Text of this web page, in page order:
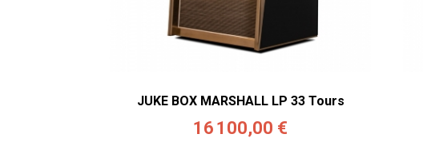
JUKE BOX MARSHALL LP 33 Tours
16 100,00 €